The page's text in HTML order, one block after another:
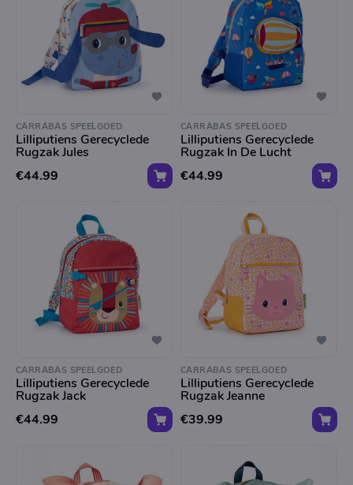
CARRABAS SPEELGOED
Lilliputiens Gerecyclede
Rugzak Jules
€44.99
CARRABAS SPEELGOED
Lilliputiens Gerecyclede
Rugzak In De Lucht
€44.99
CARRABAS SPEELGOED
Lilliputiens Gerecyclede
Rugzak Jack
€44.99
CARRABAS SPEELGOED
Lilliputiens Gerecyclede
Rugzak Jeanne
€39.99